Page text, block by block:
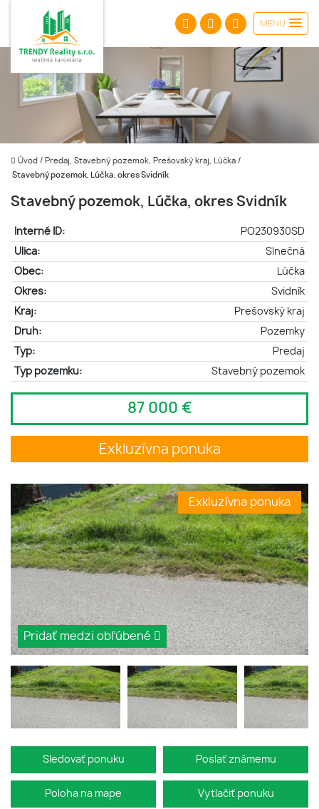
MENU
Úvod / Predaj, Stavebný pozemok, Prešovský kraj, Lúčka /
Stavebný pozemok, Lúčka, okres Svidník
Stavebný pozemok, Lúčka, okres Svidník
Interné ID:
PO230930SD
Ulica:
Slnečná
Obec:
Lúčka
Okres:
Svidník
Kraj:
Prešovský kraj
Druh:
Pozemky
Typ:
Predaj
Typ pozemku:
Stavebný pozemok
87 000 €
Exkluzívna ponuka
Exkluzívna ponuka
Pridať medzi obľúbené
Sledovať ponuku Poslať známemu
Poloha na mape Vytlačiť ponuku